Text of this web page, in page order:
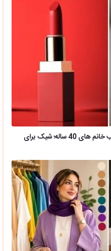
ایده آل ترین رنگ های رژ لب مناسب خانم های 40 ساله؛ شیک برای